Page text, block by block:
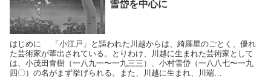
雪岱を中心に
はじめに 「小江戸」と謳われた川越からは、綺羅星のごとく、優れ
た芸術家が輩出されている。とりわけ、川越に生まれた芸術家として
は、小茂田青樹（一八九一〜一九三三）、小村雪岱（一八八七〜一九
四〇）の名がまず挙げられる。また、川越に生まれ、川端…